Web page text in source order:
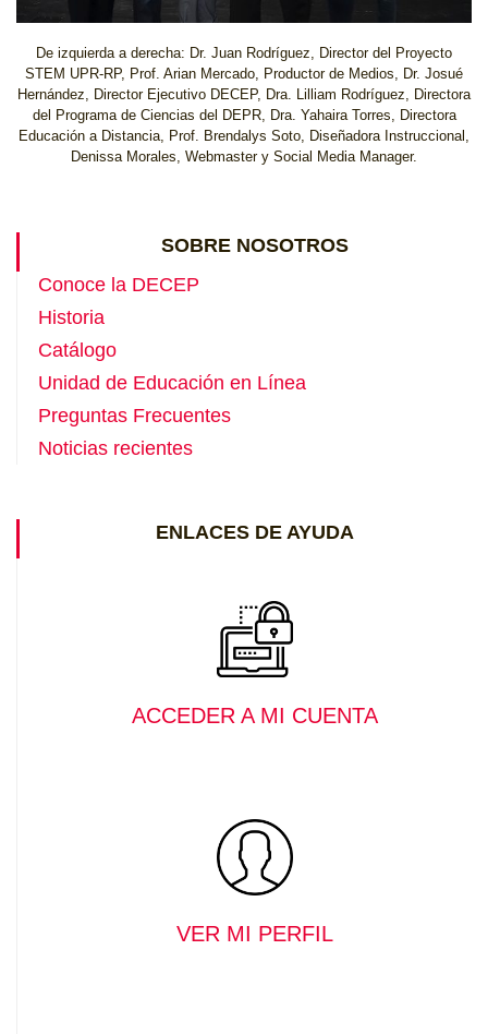
De izquierda a derecha: Dr. Juan Rodríguez, Director del Proyecto
STEM UPR-RP, Prof. Arian Mercado, Productor de Medios, Dr. Josué
Hernández, Director Ejecutivo DECEP, Dra. Lilliam Rodríguez, Directora
del Programa de Ciencias del DEPR, Dra. Yahaira Torres, Directora
Educación a Distancia, Prof. Brendalys Soto, Diseñadora Instruccional,
Denissa Morales, Webmaster y Social Media Manager.
SOBRE NOSOTROS
Conoce la DECEP
Historia
Catálogo
Unidad de Educación en Línea
Preguntas Frecuentes
Noticias recientes
ENLACES DE AYUDA
ACCEDER A MI CUENTA
VER MI PERFIL